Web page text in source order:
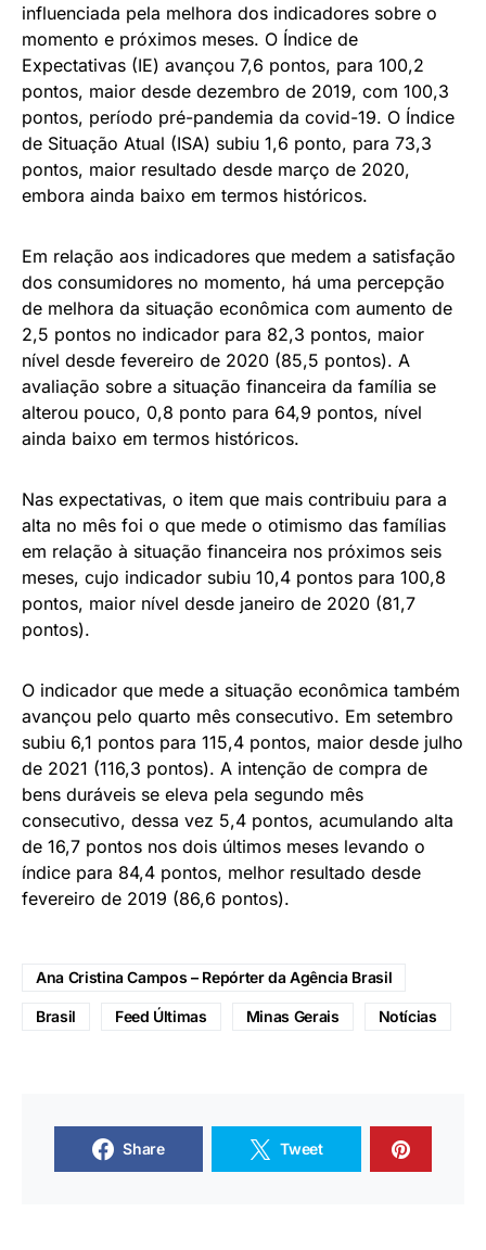
influenciada pela melhora dos indicadores sobre o
momento e próximos meses. O Índice de
Expectativas (IE) avançou 7,6 pontos, para 100,2
pontos, maior desde dezembro de 2019, com 100,3
pontos, período pré-pandemia da covid-19. O Índice
de Situação Atual (ISA) subiu 1,6 ponto, para 73,3
pontos, maior resultado desde março de 2020,
embora ainda baixo em termos históricos.
Em relação aos indicadores que medem a satisfação
dos consumidores no momento, há uma percepção
de melhora da situação econômica com aumento de
2,5 pontos no indicador para 82,3 pontos, maior
nível desde fevereiro de 2020 (85,5 pontos). A
avaliação sobre a situação financeira da família se
alterou pouco, 0,8 ponto para 64,9 pontos, nível
ainda baixo em termos históricos.
Nas expectativas, o item que mais contribuiu para a
alta no mês foi o que mede o otimismo das famílias
em relação à situação financeira nos próximos seis
meses, cujo indicador subiu 10,4 pontos para 100,8
pontos, maior nível desde janeiro de 2020 (81,7
pontos).
O indicador que mede a situação econômica também
avançou pelo quarto mês consecutivo. Em setembro
subiu 6,1 pontos para 115,4 pontos, maior desde julho
de 2021 (116,3 pontos). A intenção de compra de
bens duráveis se eleva pela segundo mês
consecutivo, dessa vez 5,4 pontos, acumulando alta
de 16,7 pontos nos dois últimos meses levando o
índice para 84,4 pontos, melhor resultado desde
fevereiro de 2019 (86,6 pontos).
Ana Cristina Campos – Repórter da Agência Brasil
Brasil Feed Últimas Minas Gerais Notícias
Share Tweet